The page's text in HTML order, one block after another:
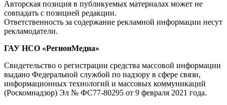
Авторская позиция в публикуемых материалах может не
совпадать с позицией редакции.
Ответственность за содержание рекламной информации несут
рекламодатели.
ГАУ НСО «РегионМедиа»
Свидетельство о регистрации средства массовой информации
выдано Федеральной службой по надзору в сфере связи,
информационных технологий и массовых коммуникаций
(Роскомнадзор) Эл № ФС77-80295 от 9 февраля 2021 года.